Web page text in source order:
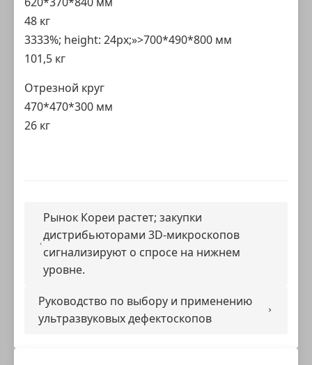
48 кг
3333%; height: 24px;»>700*490*800 мм
101,5 кг
Отрезной круг
470*470*300 мм
26 кг
Рынок Кореи растет; закупки
дистрибьюторами 3D-микроскопов
сигнализируют о спросе на нижнем
уровне.
Руководство по выбору и применению
ультразвуковых дефектоскопов